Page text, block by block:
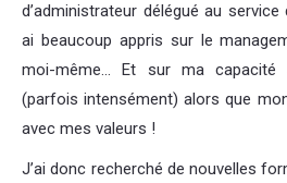
d’administrateur délégué au
ai beaucoup appris sur le
moi-même… Et sur ma
(parfois intensément) alors que
avec mes valeurs !
J’ai donc recherché de nouvelles